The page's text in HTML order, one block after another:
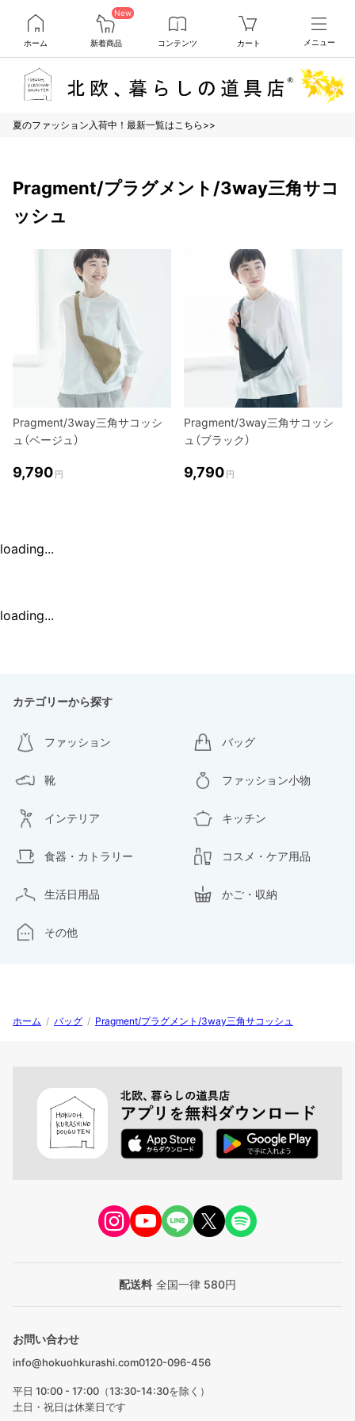
ホーム
New
新着商品 コンテンツ カート メニュー
夏のファッション入荷中！最新一覧はこちら>>
Pragment/プラグメント/3way三角サコ
ッシュ
Pragment/3way三角サコッシ
ュ（ベージュ）
9,790 円
Pragment/3way三角サコッシ
ュ（ブラック）
9,790 円
loading...
loading...
カテゴリーから探す
ファッション バッグ
靴 ファッション小物
インテリア キッチン
食器・カトラリー コスメ・ケア用品
生活日用品 かご・収納
その他
ホーム / バッグ / Pragment/プラグメント/3way三角サコッシュ
配送料 全国一律 580円
お問い合わせ
info@hokuohkurashi.com0120-096-456
平日 10:00 - 17:00（13:30-14:30を除く）
土日・祝日は休業日です